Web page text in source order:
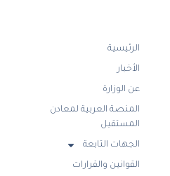
الرئيسية
الأخبار
عن الوزارة
المنصة العربية لمعادن
المستقبل
الجهات التابعة
القوانين والقرارات